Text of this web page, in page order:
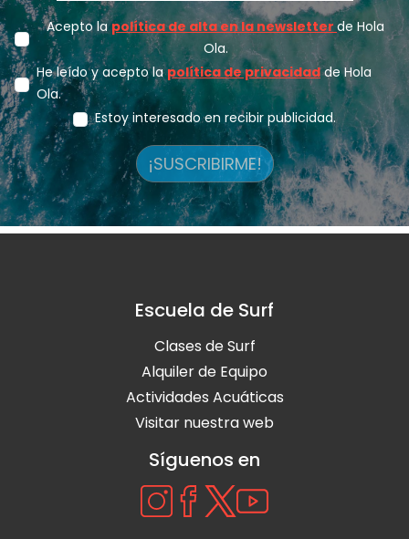
Acepto lapolítica de alta en la newsletter de Hola
Ola.
He leído y acepto lapolítica de privacidadde Hola
Ola.
Estoy interesado en recibir publicidad.
¡SUSCRIBIRME!
Escuela de Surf
Clases de Surf
Alquiler de Equipo
Actividades Acuáticas
Visitar nuestra web
Síguenos en